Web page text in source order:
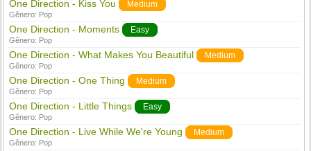
One Direction - Kiss You Medium
Gênero: Pop
One Direction - Moments Easy
Gênero: Pop
One Direction - What Makes You Beautiful Medium
Gênero: Pop
One Direction - One Thing Medium
Gênero: Pop
One Direction - Little Things Easy
Gênero: Pop
One Direction - Live While We're Young Medium
Gênero: Pop